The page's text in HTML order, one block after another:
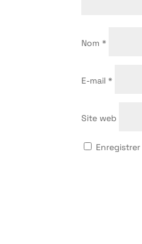
Nom*
E-mail*
Site web